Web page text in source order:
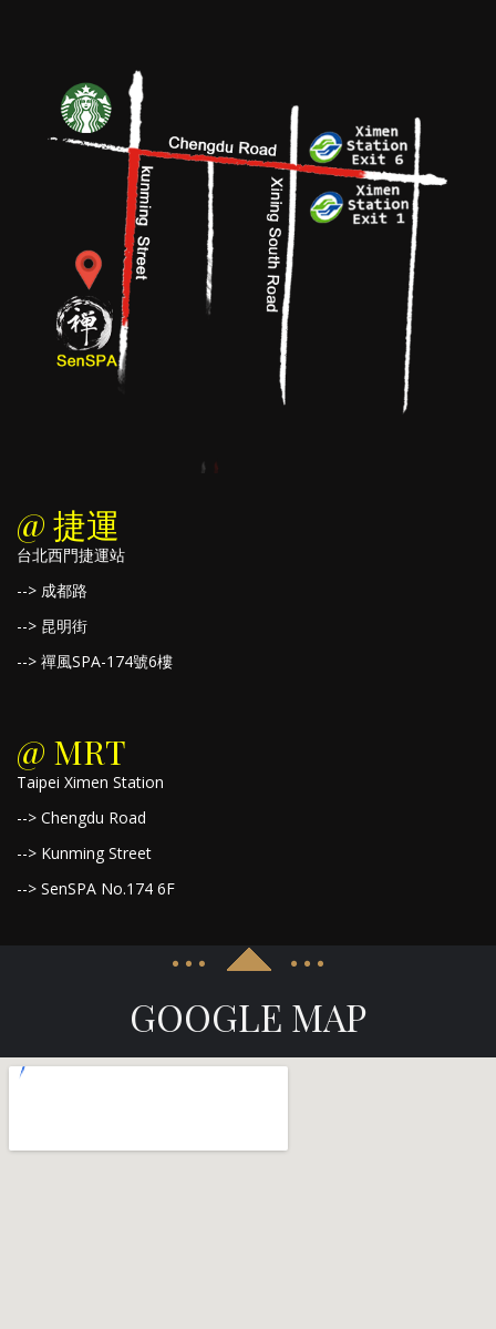
@ 捷運
台北西門捷運站
--> 成都路
--> 昆明街
--> 禪風SPA-174號6樓
@ MRT
Taipei Ximen Station
--> Chengdu Road
--> Kunming Street
--> SenSPA No.174 6F
GOOGLE MAP